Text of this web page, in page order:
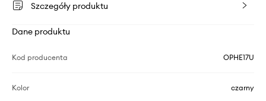
Szczegóły produktu
Dane produktu
Kod producenta OPHE17U
Kolor czarny